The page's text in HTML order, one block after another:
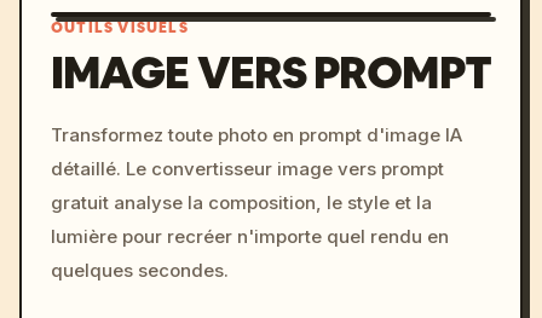
c, cyberpunk sunset, neon
colors, 8k --v 6.0
OUTILS VISUELS
IMAGE VERS PROMPT
Transformez toute photo en prompt d'image IA
détaillé. Le convertisseur image vers prompt
gratuit analyse la composition, le style et la
lumière pour recréer n'importe quel rendu en
quelques secondes.